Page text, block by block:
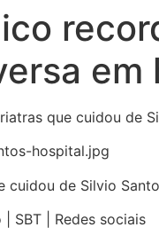
em
que cuidou de
cuidou de Silvio
| SBT | Redes sociais